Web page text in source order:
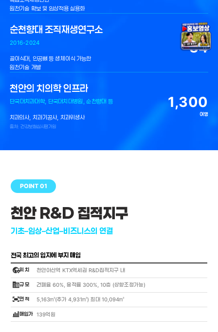
원천기술 확보 및 임상적용 실용화
순천향대 조직재생연구소
2016-2024
골이식대, 인공뼈 등 생체이식 가능한
원천기술 개발
34
천안의 치의학 인프라
단국대치과대학, 단국대치대병원, 순천향대 등
치과의사, 치과기공사, 치과위생사
출처: 건강보험심사평가원
1,300
여명
POINT 01
천안 R&D 집적지구
기초–임상–산업–비즈니스의 연결
전국 최고의 입지에 부지 매입
globe_location_pin위 치 천안아산역 KTX역세권 R&D집적지구 내
corporate_fare규 모 건폐율 60%, 용적률 300%, 10층 (상향조정가능)
fit_screen면 적 5,163㎡(추가 4,931㎡) 최대 10,094㎡
bar_chart_4_bars매입가 139억원